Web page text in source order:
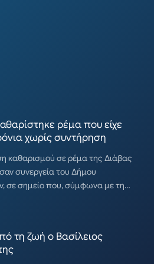
ρέμα που είχε
χωρίς συντήρηση
καθαρισμού σε ρέμα της Διάβας
συνεργεία του Δήμου
σε σημείο που, σύμφωνα με τη…
τη ζωή ο Βασίλειος